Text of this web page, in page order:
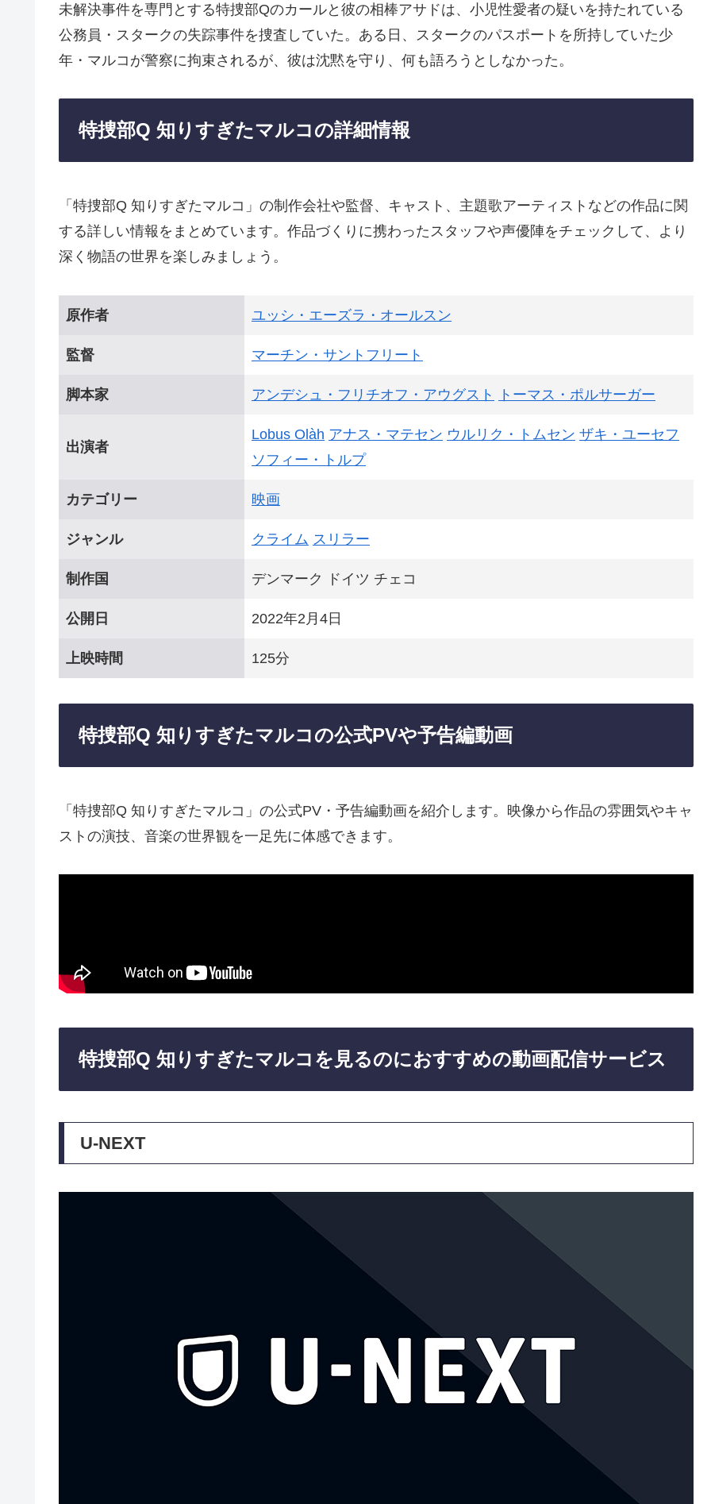
未解決事件を専門とする特捜部Qのカールと彼の相棒アサドは、小児性愛者の疑いを持たれている
公務員・スタークの失踪事件を捜査していた。ある日、スタークのパスポートを所持していた少
年・マルコが警察に拘束されるが、彼は沈黙を守り、何も語ろうとしなかった。
特捜部Q 知りすぎたマルコの詳細情報
「特捜部Q 知りすぎたマルコ」の制作会社や監督、キャスト、主題歌アーティストなどの作品に関
する詳しい情報をまとめています。作品づくりに携わったスタッフや声優陣をチェックして、より
深く物語の世界を楽しみましょう。
原作者 ユッシ・エーズラ・オールスン
監督 マーチン・サントフリート
脚本家 アンデシュ・フリチオフ・アウグスト トーマス・ポルサーガー
出演者
Lobus Olàh アナス・マテセン ウルリク・トムセン ザキ・ユーセフ
ソフィー・トルプ
カテゴリー 映画
ジャンル クライム スリラー
制作国 デンマーク ドイツ チェコ
公開日 2022年2月4日
上映時間 125分
特捜部Q 知りすぎたマルコの公式PVや予告編動画
「特捜部Q 知りすぎたマルコ」の公式PV・予告編動画を紹介します。映像から作品の雰囲気やキャ
ストの演技、音楽の世界観を一足先に体感できます。
特捜部Q 知りすぎたマルコを見るのにおすすめの動画配信サービス
U-NEXT